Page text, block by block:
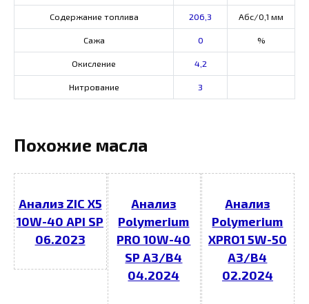
Содержание топлива 206,3 Абс/0,1 мм
Сажа 0 %
Окисление 4,2
Нитрование 3
Похожие масла
Анализ ZIC X5
10W-40 API SP
06.2023
Анализ
Polymerium
PRO 10W-40
SP А3/В4
04.2024
Анализ
Polymerium
XPRO1 5W-50
A3/B4
02.2024